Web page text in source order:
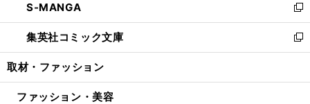
く
で
開
く
ド
ウ
で
開
ィ
ン
ド
ウ
開
い
ウ
ィ
ン
ウ
S-MANGA
新
し
い
ウ
ン
集英社コミック文庫
新
し
ウ
取材・ファッション
ファッション・美容